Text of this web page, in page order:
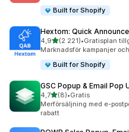
Built for Shopify
Hextom: Quick
4,9av 5 stjärnor
(2 221)
2221 recensioner totalt
•Gratisplan
Marknadsför kampanjer
Built for Shopify
GSC Popup & Email Pop
4,7av 5 stjärnor
(8)
8 recensioner totalt
•Gratis
Merförsäljning med e-
rabatt